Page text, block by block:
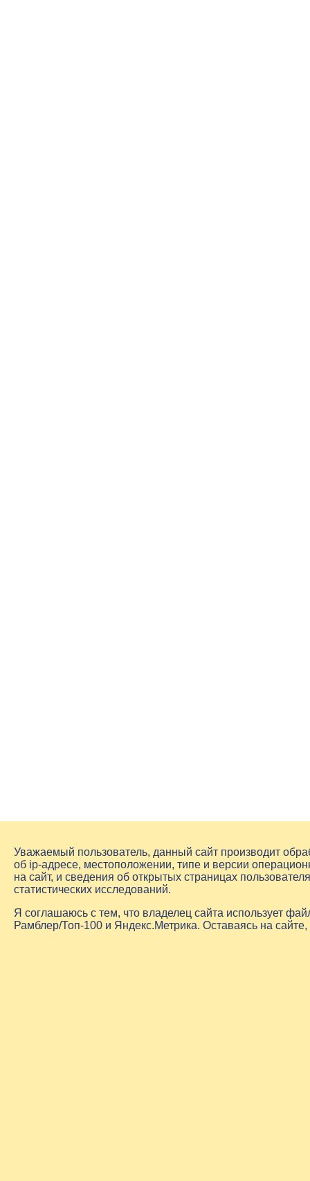
Уважаемый пользователь, данный сайт производит
об ip-адресе, местоположении, типе и версии
на сайт, и сведения об открытых страницах
статистических исследований.
Я соглашаюсь с тем, что владелец сайта использует
Рамблер/Топ-100 и Яндекс.Метрика. Оставаясь на